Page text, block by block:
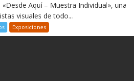
Aquí – Muestra Individual», una
visuales de todo...
Exposiciones